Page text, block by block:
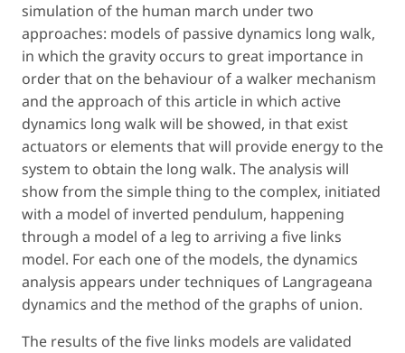
simulation of the human march under two
approaches: models of passive dynamics long walk,
in which the gravity occurs to great importance in
order that on the behaviour of a walker mechanism
and the approach of this article in which active
dynamics long walk will be showed, in that exist
actuators or elements that will provide energy to the
system to obtain the long walk. The analysis will
show from the simple thing to the complex, initiated
with a model of inverted pendulum, happening
through a model of a leg to arriving a five links
model. For each one of the models, the dynamics
analysis appears under techniques of Langrageana
dynamics and the method of the graphs of union.
The results of the five links models are validated